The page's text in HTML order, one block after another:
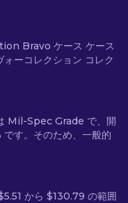
Bravo ケース ケース
ーコレクション コレク
Mil-Spec Grade で、開
す。そのため、一般的
から $130.79 の範囲